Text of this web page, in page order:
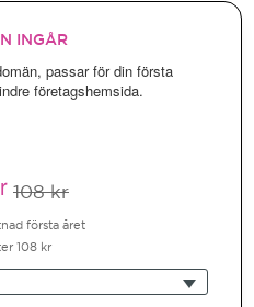
INGÅR
passar för din första
företagshemsida.
108 kr
första året
108 kr